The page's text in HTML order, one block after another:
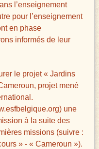
l’enseignement
pour l’enseignement
en phase
informés de leur
le projet « Jardins
projet mené
une
à la suite des
missions (suivre :
» - « Cameroun »).